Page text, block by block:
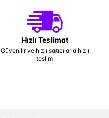
Hızlı Teslimat
Güvenilir ve hızlı satıcılarla hızlı
teslim